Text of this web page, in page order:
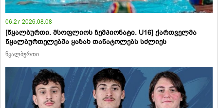
06:27 2026.08.08
[წყალბურთი. მსოფლიოს ჩემპიონატი. U16] ქართველმა
წყალბურთელებმა ყაზახ თანატოლებს სძლიეს
წყალბურთი